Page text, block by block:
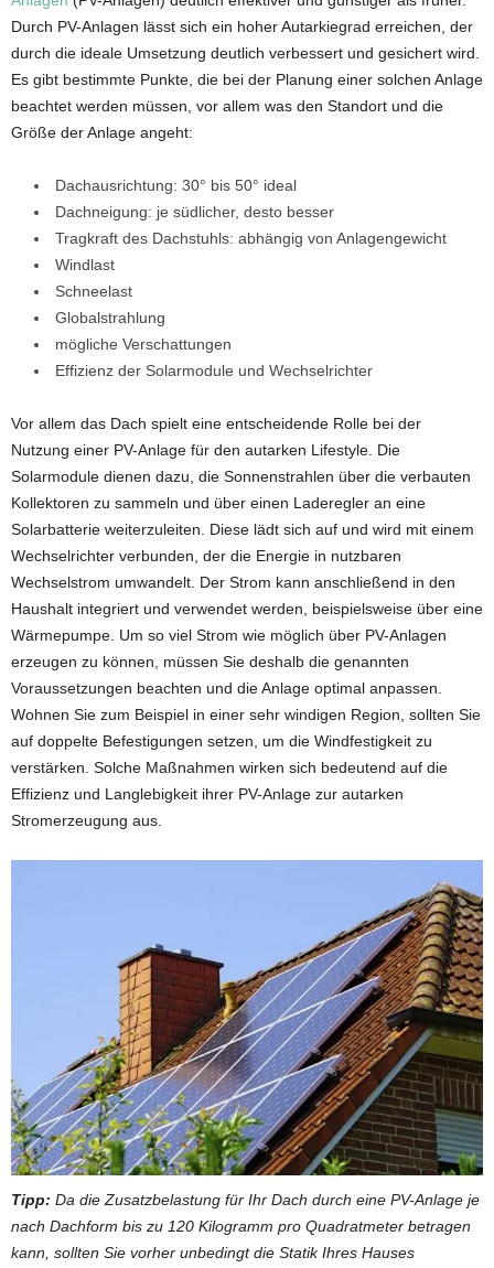
Durch PV-Anlagen lässt sich ein hoher Autarkiegrad erreichen, der
durch die ideale Umsetzung deutlich verbessert und gesichert wird.
Es gibt bestimmte Punkte, die bei der Planung einer solchen Anlage
beachtet werden müssen, vor allem was den Standort und die
Größe der Anlage angeht:
Dachausrichtung: 30° bis 50° ideal
Dachneigung: je südlicher, desto besser
Tragkraft des Dachstuhls: abhängig von Anlagengewicht
Windlast
Schneelast
Globalstrahlung
mögliche Verschattungen
Effizienz der Solarmodule und Wechselrichter
Vor allem das Dach spielt eine entscheidende Rolle bei der
Nutzung einer PV-Anlage für den autarken Lifestyle. Die
Solarmodule dienen dazu, die Sonnenstrahlen über die verbauten
Kollektoren zu sammeln und über einen Laderegler an eine
Solarbatterie weiterzuleiten. Diese lädt sich auf und wird mit einem
Wechselrichter verbunden, der die Energie in nutzbaren
Wechselstrom umwandelt. Der Strom kann anschließend in den
Haushalt integriert und verwendet werden, beispielsweise über eine
Wärmepumpe. Um so viel Strom wie möglich über PV-Anlagen
erzeugen zu können, müssen Sie deshalb die genannten
Voraussetzungen beachten und die Anlage optimal anpassen.
Wohnen Sie zum Beispiel in einer sehr windigen Region, sollten Sie
auf doppelte Befestigungen setzen, um die Windfestigkeit zu
verstärken. Solche Maßnahmen wirken sich bedeutend auf die
Effizienz und Langlebigkeit ihrer PV-Anlage zur autarken
Stromerzeugung aus.
Tipp: Da die Zusatzbelastung für Ihr Dach durch eine PV-Anlage je
nach Dachform bis zu 120 Kilogramm pro Quadratmeter betragen
kann, sollten Sie vorher unbedingt die Statik Ihres Hauses